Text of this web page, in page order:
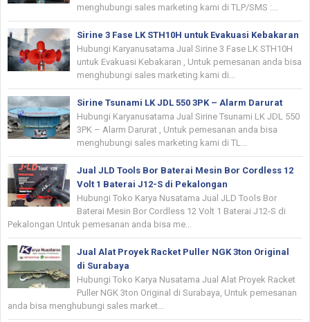
menghubungi sales marketing kami di TLP/SMS :...
Sirine 3 Fase LK STH10H untuk Evakuasi Kebakaran
Hubungi Karyanusatama Jual Sirine 3 Fase LK STH10H
untuk Evakuasi Kebakaran , Untuk pemesanan anda bisa
menghubungi sales marketing kami di...
Sirine Tsunami LK JDL 550 3PK – Alarm Darurat
Hubungi Karyanusatama Jual Sirine Tsunami LK JDL 550
3PK – Alarm Darurat , Untuk pemesanan anda bisa
menghubungi sales marketing kami di TL...
Jual JLD Tools Bor Baterai Mesin Bor Cordless 12
Volt 1 Baterai J12-S di Pekalongan
Hubungi Toko Karya Nusatama Jual JLD Tools Bor
Baterai Mesin Bor Cordless 12 Volt 1 Baterai J12-S di
Pekalongan Untuk pemesanan anda bisa me...
Jual Alat Proyek Racket Puller NGK 3ton Original
di Surabaya
Hubungi Toko Karya Nusatama Jual Alat Proyek Racket
Puller NGK 3ton Original di Surabaya, Untuk pemesanan
anda bisa menghubungi sales market...